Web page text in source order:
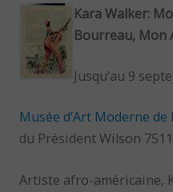
Kara Walker:
Bourreau, Mon
Jusqu’au 9
Musée d’Art Moderne de
du Président Wilson
Artiste afro-américaine,